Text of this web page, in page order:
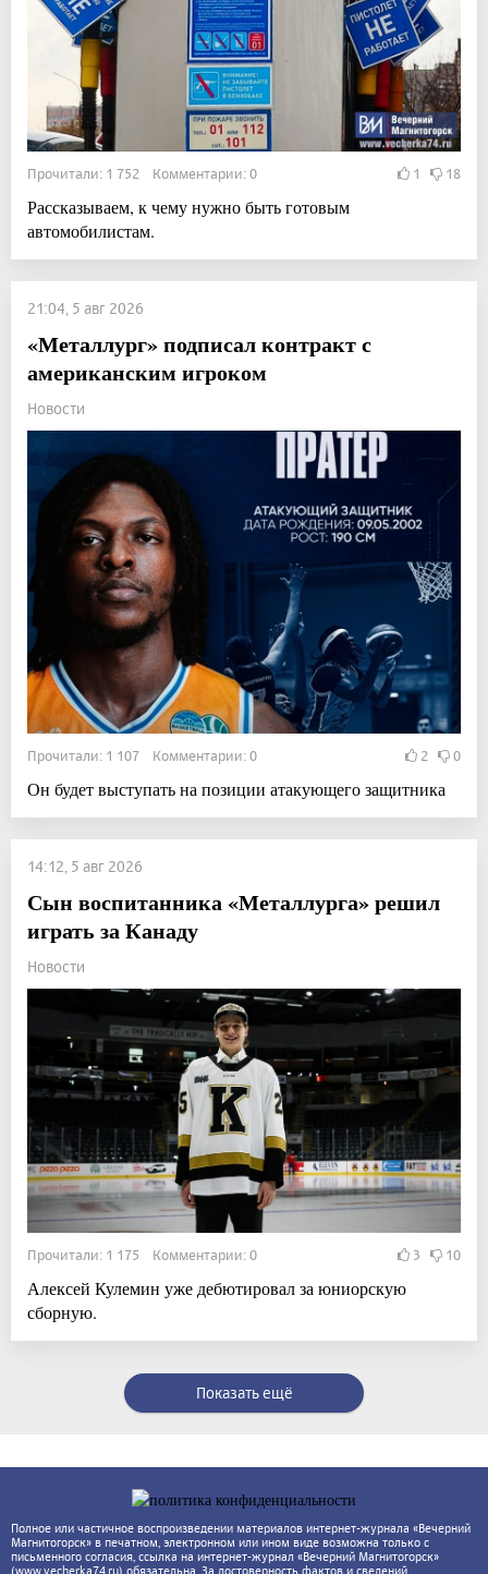
Прочитали: 1 752 Комментарии: 0 1 18
Рассказываем, к чему нужно быть готовым
автомобилистам.
21:04, 5 авг 2026
«Металлург» подписал контракт с
американским игроком
Новости
Прочитали: 1 107 Комментарии: 0 2 0
Он будет выступать на позиции атакующего защитника
14:12, 5 авг 2026
Сын воспитанника «Металлурга» решил
играть за Канаду
Новости
Прочитали: 1 175 Комментарии: 0 3 10
Алексей Кулемин уже дебютировал за юниорскую
сборную.
Показать ещё
Полное или частичное воспроизведении материалов интернет-журнала «Вечерний
Магнитогорск» в печатном, электронном или ином виде возможна только с
письменного согласия, ссылка на интернет-журнал «Вечерний Магнитогорск»
(www.vecherka74.ru) обязательна. За достоверность фактов и сведений